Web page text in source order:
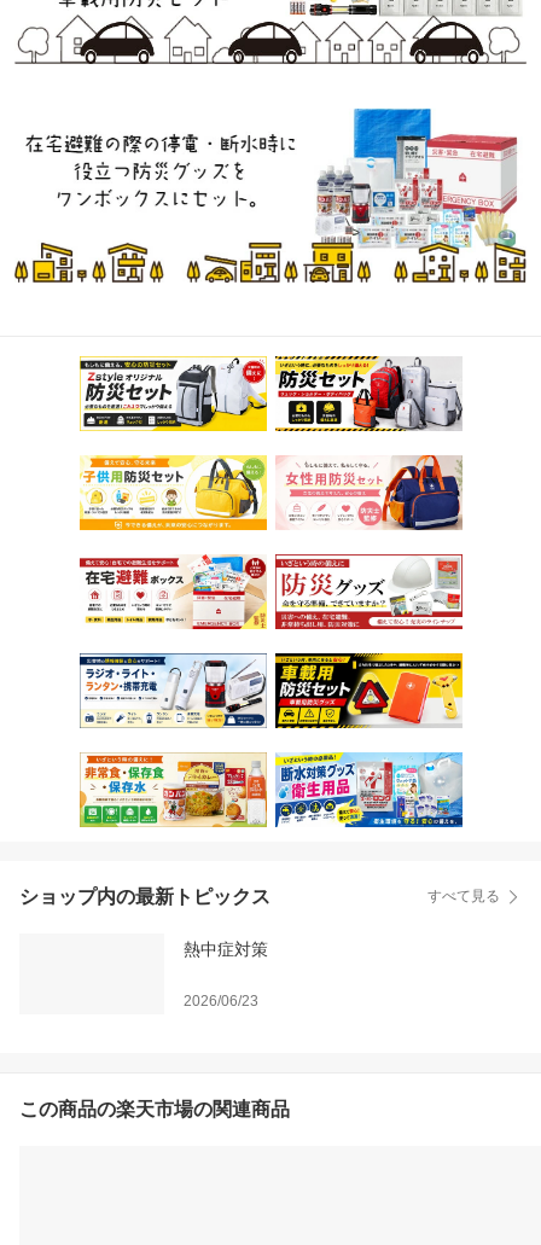
ショップ内の最新トピックス すべて見る
熱中症対策
2026/06/23
この商品の楽天市場の関連商品